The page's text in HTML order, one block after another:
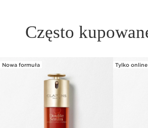
1 sztuka
The exceptional anti-
lifting effects that helps
facial contours and
1 sztuka
Skąd ta wyjątkowość?
Często
Nowa formuła Tylko online